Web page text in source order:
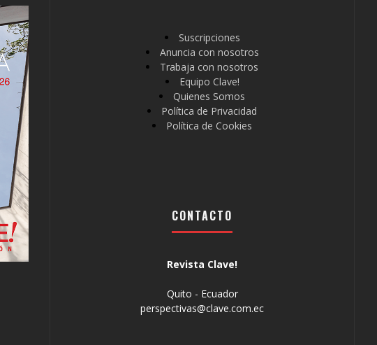
Suscripciones
Anuncia con nosotros
Trabaja con nosotros
Equipo Clave!
Quienes Somos
Política de Privacidad
Política de Cookies
CONTACTO
Revista Clave!
Quito - Ecuador
perspectivas@clave.com.ec